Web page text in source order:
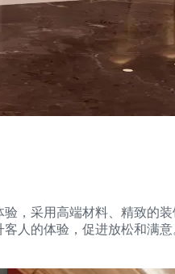
，采用高端材料、精致的
人的体验，促进放松和满意